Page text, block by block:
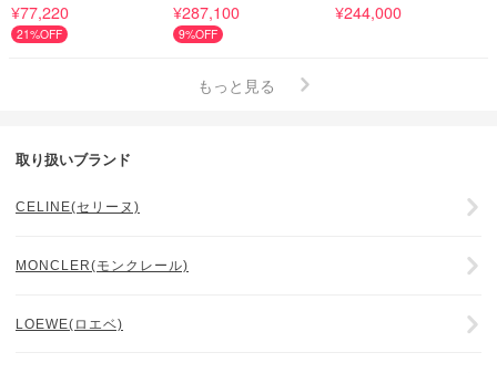
¥77,220
21%OFF
¥287,100
9%OFF
¥244,000
もっと見る
取り扱いブランド
CELINE(セリーヌ)
MONCLER(モンクレール)
LOEWE(ロエベ)